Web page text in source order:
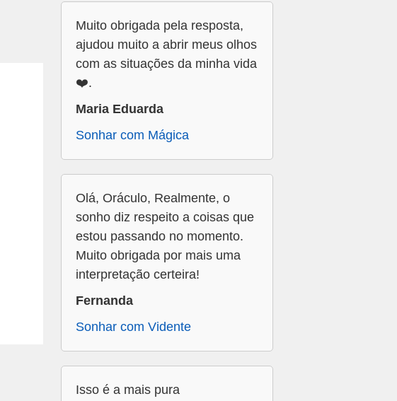
Muito obrigada pela resposta,
ajudou muito a abrir meus olhos
com as situações da minha vida
❤️.
Maria Eduarda
Sonhar com Mágica
Olá, Oráculo, Realmente, o
sonho diz respeito a coisas que
estou passando no momento.
Muito obrigada por mais uma
interpretação certeira!
Fernanda
Sonhar com Vidente
Isso é a mais pura